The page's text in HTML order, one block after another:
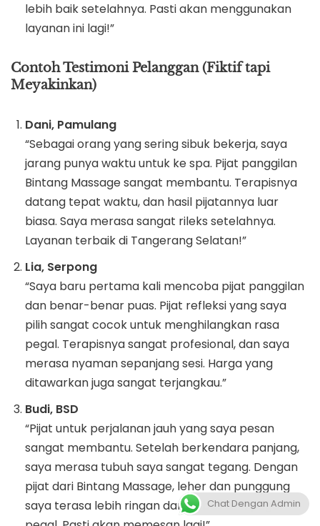
lebih baik setelahnya. Pasti akan menggunakan
layanan ini lagi!”
Contoh Testimoni Pelanggan (Fiktif tapi
Meyakinkan)
Dani, Pamulang
“Sebagai orang yang sering sibuk bekerja, saya
jarang punya waktu untuk ke spa. Pijat panggilan
Bintang Massage sangat membantu. Terapisnya
datang tepat waktu, dan hasil pijatannya luar
biasa. Saya merasa sangat rileks setelahnya.
Layanan terbaik di Tangerang Selatan!”
Lia, Serpong
“Saya baru pertama kali mencoba pijat panggilan
dan benar-benar puas. Pijat refleksi yang saya
pilih sangat cocok untuk menghilangkan rasa
pegal. Terapisnya sangat profesional, dan saya
merasa nyaman sepanjang sesi. Harga yang
ditawarkan juga sangat terjangkau.”
Budi, BSD
“Pijat untuk perjalanan jauh yang saya pesan
sangat membantu. Setelah berkendara panjang,
saya merasa tubuh saya sangat tegang. Dengan
pijat dari Bintang Massage, leher dan punggung
saya terasa lebih ringan dan bebas dari pegal-
Chat Dengan Admin